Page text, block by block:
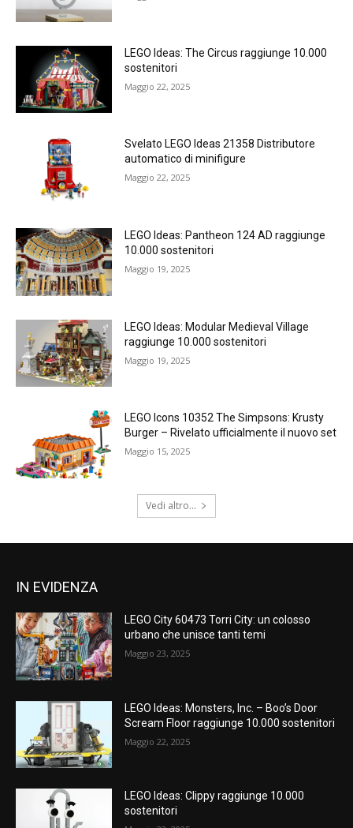
LEGO Ideas: The Circus raggiunge 10.000
sostenitori
Maggio 22, 2025
Svelato LEGO Ideas 21358 Distributore
automatico di minifigure
Maggio 22, 2025
LEGO Ideas: Pantheon 124 AD raggiunge
10.000 sostenitori
Maggio 19, 2025
LEGO Ideas: Modular Medieval Village
raggiunge 10.000 sostenitori
Maggio 19, 2025
LEGO Icons 10352 The Simpsons: Krusty
Burger – Rivelato ufficialmente il nuovo set
Maggio 15, 2025
Vedi altro...
IN EVIDENZA
LEGO City 60473 Torri City: un colosso
urbano che unisce tanti temi
Maggio 23, 2025
LEGO Ideas: Monsters, Inc. – Boo’s Door
Scream Floor raggiunge 10.000 sostenitori
Maggio 22, 2025
LEGO Ideas: Clippy raggiunge 10.000
sostenitori